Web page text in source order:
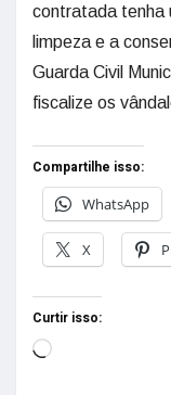
contratada tenha
limpeza e a
Guarda Civil
fiscalize os
Compartilhe isso:
WhatsApp
X
Curtir isso: